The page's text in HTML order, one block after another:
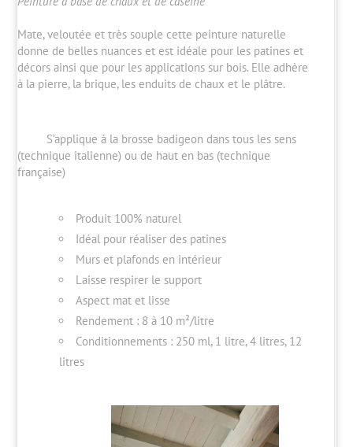
Mate, veloutée et très souple cette peinture naturelle
donne de belles nuances et est idéale pour les patines et
décors ainsi que pour les applications sur bois. Elle adhère
à la pierre, la brique, les enduits de chaux et le plâtre.
S’applique à la brosse badigeon dans tous les sens
(technique italienne) ou de haut en bas (technique
française)
Produit 100% naturel
Idéal pour réaliser des patines
Murs et plafonds en intérieur
Laisse respirer le support
Aspect mat et lisse
Rendement : 8 à 10 m²/litre
Conditionnements : 250 ml, 1 litre, 4 litres, 12
litres